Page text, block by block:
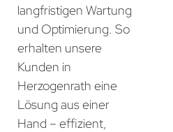
langfristigen Wartung
und Optimierung. So
erhalten unsere
Kunden in
Herzogenrath eine
Lösung aus einer
Hand – effizient,